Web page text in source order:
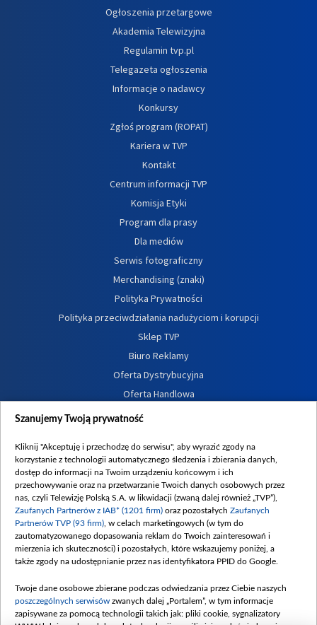
Ogłoszenia przetargowe
Akademia Telewizyjna
Regulamin tvp.pl
Telegazeta ogłoszenia
Informacje o nadawcy
Konkursy
Zgłoś program (ROPAT)
Kariera w TVP
Kontakt
Centrum informacji TVP
Komisja Etyki
Program dla prasy
Dla mediów
Serwis fotograficzny
Merchandising (znaki)
Polityka Prywatności
Polityka przeciwdziałania nadużyciom i korupcji
Sklep TVP
Biuro Reklamy
Oferta Dystrybucyjna
Oferta Handlowa
Dostępność
Procedura zgłoszeń wewnętrznych
Szanujemy Twoją prywatność
Kliknij "Akceptuję i przechodzę do serwisu", aby wyrazić zgody na
korzystanie z technologii automatycznego śledzenia i zbierania danych,
dostęp do informacji na Twoim urządzeniu końcowym i ich
przechowywanie oraz na przetwarzanie Twoich danych osobowych przez
nas, czyli Telewizję Polską S.A. w likwidacji (zwaną dalej również „TVP”),
Zaufanych Partnerów z IAB* (1201 firm) oraz pozostałych Zaufanych
Partnerów TVP (93 firm) , w celach marketingowych (w tym do
zautomatyzowanego dopasowania reklam do Twoich zainteresowań i
mierzenia ich skuteczności) i pozostałych, które wskazujemy poniżej, a
także zgody na udostępnianie przez nas identyfikatora PPID do Google.
Twoje dane osobowe zbierane podczas odwiedzania przez Ciebie naszych
poszczególnych serwisów zwanych dalej „Portalem”, w tym informacje
zapisywane za pomocą technologii takich jak: pliki cookie, sygnalizatory